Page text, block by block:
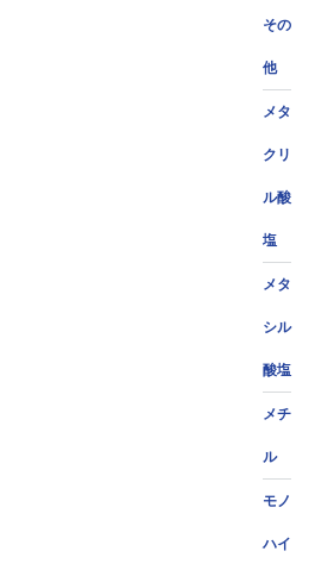
その
他
メタ
クリ
ル酸
塩
メタ
シル
酸塩
メチ
ル
モノ
ハイ